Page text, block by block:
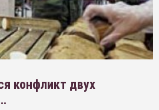
конфликт двух